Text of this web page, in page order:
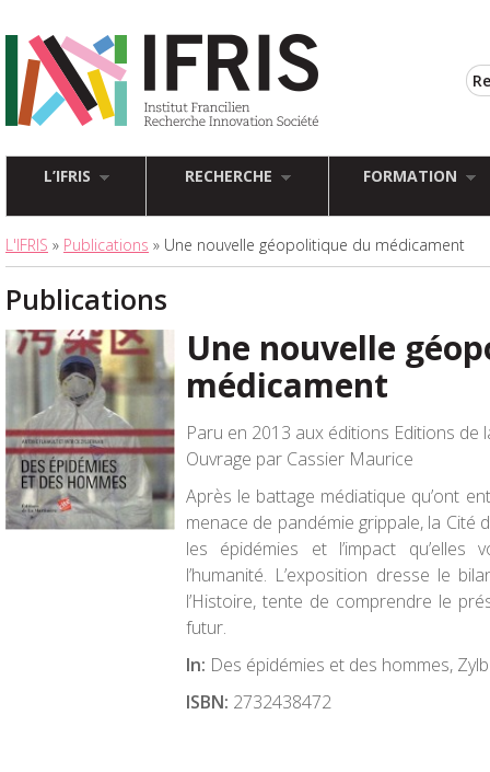
L’IFRIS RECHERCHE FORMATION
L'IFRIS » Publications » Une nouvelle géopolitique du médicament
Publications
Une nouvelle
médicament
Paru en 2013 aux éditions Editions de
Ouvrage par Cassier Maurice
Après le battage médiatique qu’ont
menace de pandémie grippale, la Cité
les épidémies et l’impact qu’elles
l’humanité. L’exposition dresse le
l’Histoire, tente de comprendre le
futur.
In: Des épidémies et des hommes,
ISBN: 2732438472